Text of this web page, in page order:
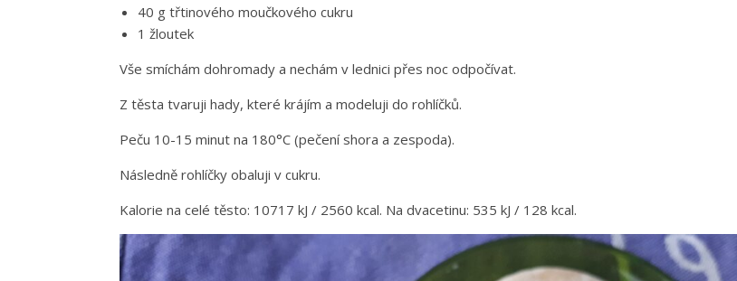
40 g třtinového moučkového cukru
1 žloutek
Vše smíchám dohromady a nechám v lednici přes noc odpočívat.
Z těsta tvaruji hady, které krájím a modeluji do rohlíčků.
Peču 10-15 minut na 180°C (pečení shora a zespoda).
Následně rohlíčky obaluji v cukru.
Kalorie na celé těsto: 10717 kJ / 2560 kcal. Na dvacetinu: 535 kJ / 128 kcal.